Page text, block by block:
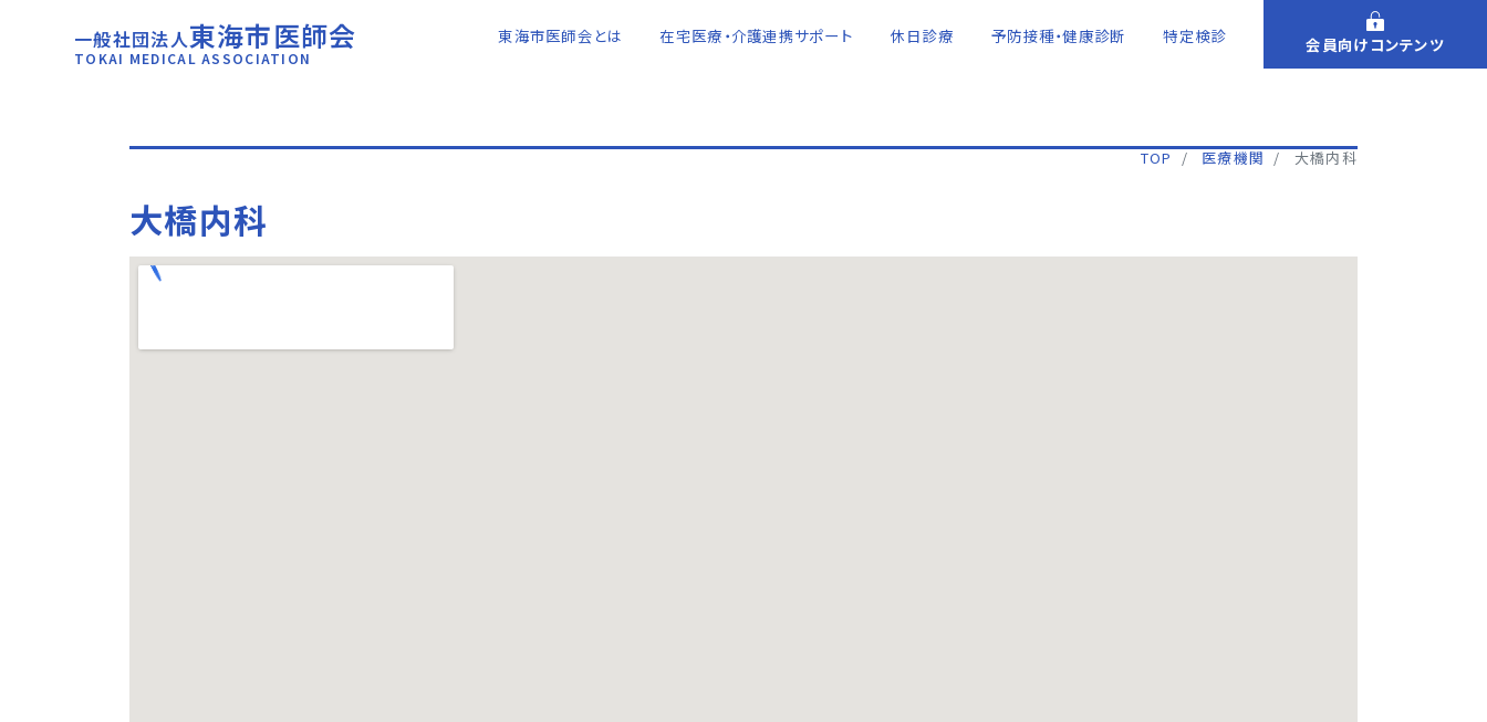
一般社団法人東海市医師会
TOKAI MEDICAL ASSOCIATION
東海市医師会とは 在宅医療・介護連携サポート 休日診療 予防接種・健康診断 特定検診 会員向けコンテンツ
TOP 医療機関 大橋内科
大橋内科